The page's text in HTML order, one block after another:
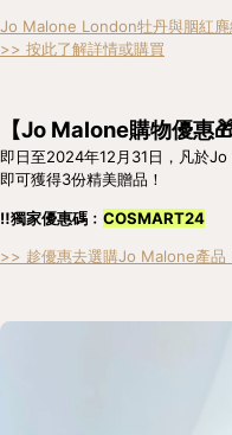
Jo Malone London牡丹與胭紅
>> 按此了解詳情或購買
【Jo Malone購物優惠🎁
即日至2024年12月31日，凡於
即可獲得3份精美贈品！
‼️獨家優惠碼﹕ COSMART24
>> 趁優惠去選購Jo Malone產品